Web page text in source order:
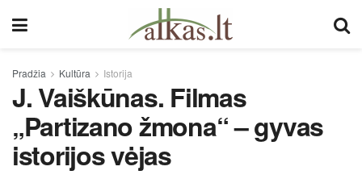
Pradžia Kultūra Istorija
J. Vaiškūnas. Filmas
„Partizano žmona“ – gyvas
istorijos vėjas